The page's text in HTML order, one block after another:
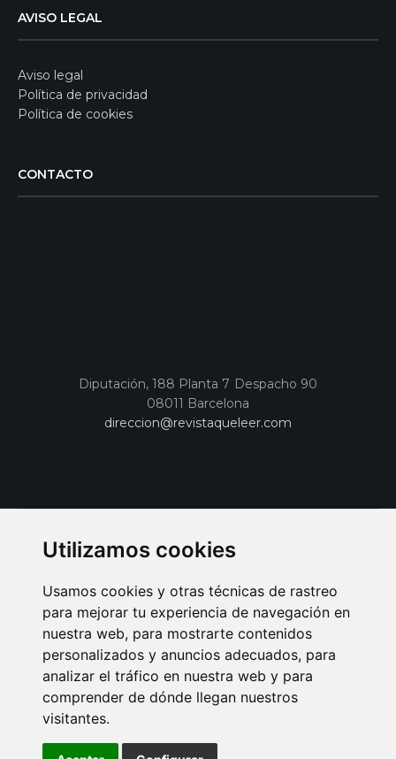
Utilizamos cookies
Usamos cookies y otras técnicas de rastreo
para mejorar tu experiencia de navegación en
nuestra web, para mostrarte contenidos
personalizados y anuncios adecuados, para
analizar el tráfico en nuestra web y para
comprender de dónde llegan nuestros
visitantes.
AVISO LEGAL
Aviso legal
Política de privacidad
Política de cookies
CONTACTO
Diputación, 188 Planta 7 Despacho 90
08011 Barcelona
direccion@revistaqueleer.com
AVISO LEGAL POLITICA DE COOKIES
POLITICA DE PRIVACIDAD
PUBLICIDAD EN LA REVISTA QUÉ LEER
SORTEO-PREESTRENOS
SUSCRIPCIONES
Connecor Revistas